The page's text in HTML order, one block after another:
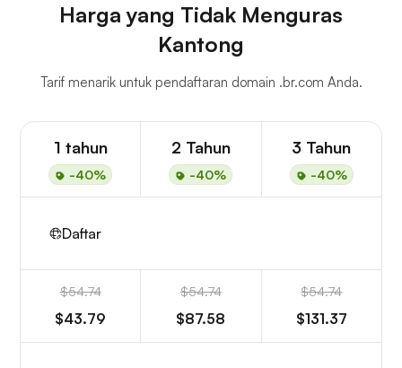
Harga yang Tidak Menguras
Kantong
Tarif menarik untuk pendaftaran domain .br.com Anda.
1 tahun
-40%
2 Tahun
-40%
3 Tahun
-40%
Daftar
$54.74
$43.79
$54.74
$87.58
$54.74
$131.37